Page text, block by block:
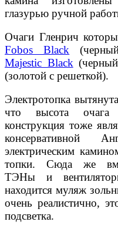
глазурью ручной
Очаги Гленрич
Fobos Black
Majestic Black
(золотой с решеткой).
Электротопка
что высота
конструкция тоже
консервативной
электрическим
топки. Сюда же
ТЭНы и
находится муляж
очень реалистично,
подсветка.